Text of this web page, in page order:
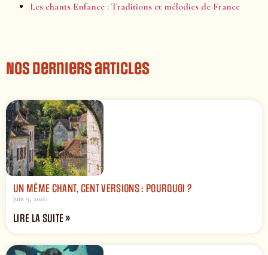
Les chants Enfance : Traditions et mélodies de France
Nos derniers articles
UN MÊME CHANT, CENT VERSIONS : POURQUOI ?
juin 9, 2026
LIRE LA SUITE »